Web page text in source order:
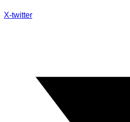
X-twitter